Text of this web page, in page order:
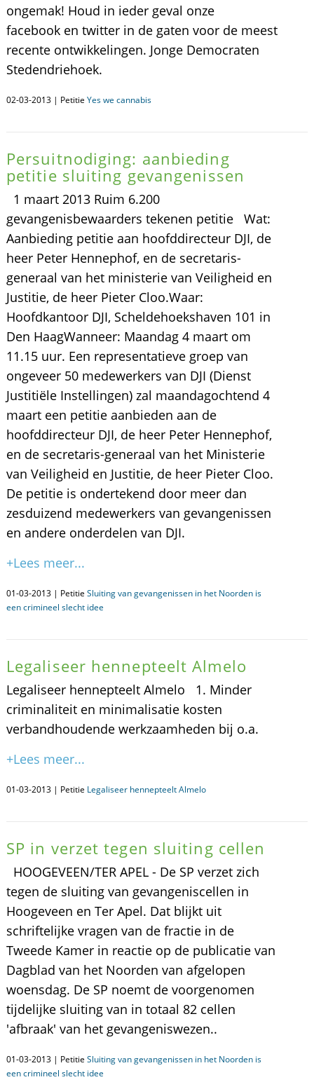
ongemak! Houd in ieder geval onze
facebook en twitter in de gaten voor de meest
recente ontwikkelingen. Jonge Democraten
Stedendriehoek.
02-03-2013 | Petitie Yes we cannabis
Persuitnodiging: aanbieding
petitie sluiting gevangenissen
1 maart 2013 Ruim 6.200
gevangenisbewaarders tekenen petitie Wat:
Aanbieding petitie aan hoofddirecteur DJI, de
heer Peter Hennephof, en de secretaris-
generaal van het ministerie van Veiligheid en
Justitie, de heer Pieter Cloo.Waar:
Hoofdkantoor DJI, Scheldehoekshaven 101 in
Den HaagWanneer: Maandag 4 maart om
11.15 uur. Een representatieve groep van
ongeveer 50 medewerkers van DJI (Dienst
Justitiële Instellingen) zal maandagochtend 4
maart een petitie aanbieden aan de
hoofddirecteur DJI, de heer Peter Hennephof,
en de secretaris-generaal van het Ministerie
van Veiligheid en Justitie, de heer Pieter Cloo.
De petitie is ondertekend door meer dan
zesduizend medewerkers van gevangenissen
en andere onderdelen van DJI.
+Lees meer...
01-03-2013 | Petitie Sluiting van gevangenissen in het Noorden is
een crimineel slecht idee
Legaliseer hennepteelt Almelo
Legaliseer hennepteelt Almelo 1. Minder
criminaliteit en minimalisatie kosten
verbandhoudende werkzaamheden bij o.a.
+Lees meer...
01-03-2013 | Petitie Legaliseer hennepteelt Almelo
SP in verzet tegen sluiting cellen
HOOGEVEEN/TER APEL - De SP verzet zich
tegen de sluiting van gevangeniscellen in
Hoogeveen en Ter Apel. Dat blijkt uit
schriftelijke vragen van de fractie in de
Tweede Kamer in reactie op de publicatie van
Dagblad van het Noorden van afgelopen
woensdag. De SP noemt de voorgenomen
tijdelijke sluiting van in totaal 82 cellen
'afbraak' van het gevangeniswezen..
01-03-2013 | Petitie Sluiting van gevangenissen in het Noorden is
een crimineel slecht idee